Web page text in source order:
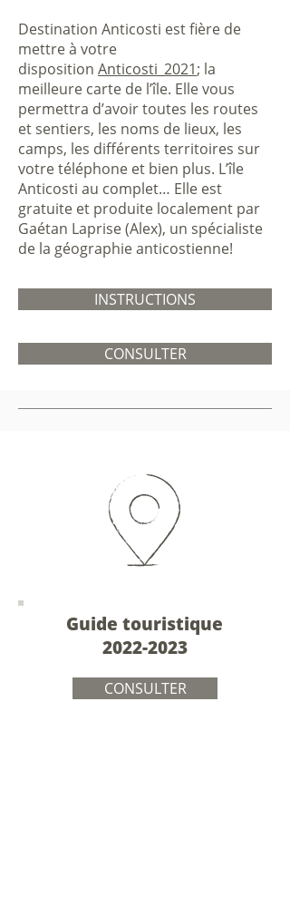
Destination Anticosti est fière de
mettre à votre
disposition Anticosti_2021; la
meilleure carte de l’île. Elle vous
permettra d’avoir toutes les routes
et sentiers, les noms de lieux, les
camps, les différents territoires sur
votre téléphone et bien plus. L’île
Anticosti au complet… Elle est
gratuite et produite localement par
Gaétan Laprise (Alex), un spécialiste
de la géographie anticostienne!​
INSTRUCTIONS
CONSULTER
Guide touristique
2022-2023
CONSULTER